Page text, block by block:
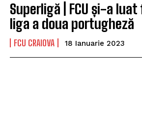
Superligă | FCU și-a
liga a doua portugheză
FCU CRAIOVA 18 Ianuarie 2023